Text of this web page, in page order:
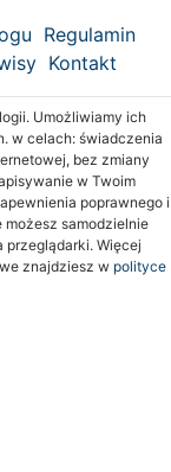
Regulamin
Kontakt
Umożliwiamy ich
w celach: świadczenia
bez zmiany
w Twoim
poprawnego i
samodzielnie
Więcej
znajdziesz w polityce